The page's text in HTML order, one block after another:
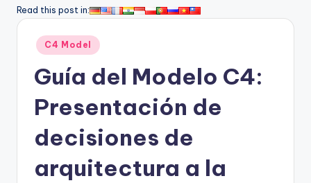
t
Read this post in:
Publicado
en
C4 Model
Guía del Modelo C4:
Presentación de
decisiones de
arquitectura a la